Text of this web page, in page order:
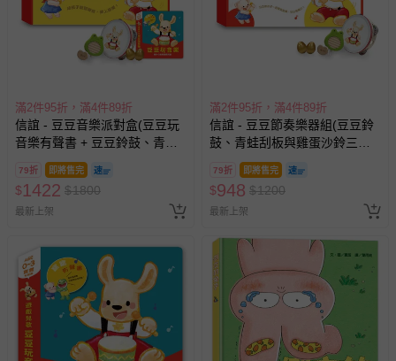
滿2件95折，滿4件89折
信誼 - 豆豆音樂派對盒(豆豆玩
音樂有聲書 + 豆豆鈴鼓、青蛙
刮板與雞蛋沙鈴三款節奏樂器)
79折 即將售完
$1422 $1800
最新上架
滿2件95折，滿4件89折
信誼 - 豆豆節奏樂器組(豆豆鈴
鼓、青蛙刮板與雞蛋沙鈴三款
節奏樂器)
79折 即將售完
$948 $1200
最新上架